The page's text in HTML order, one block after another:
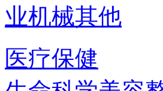
业机械其他
医疗保健